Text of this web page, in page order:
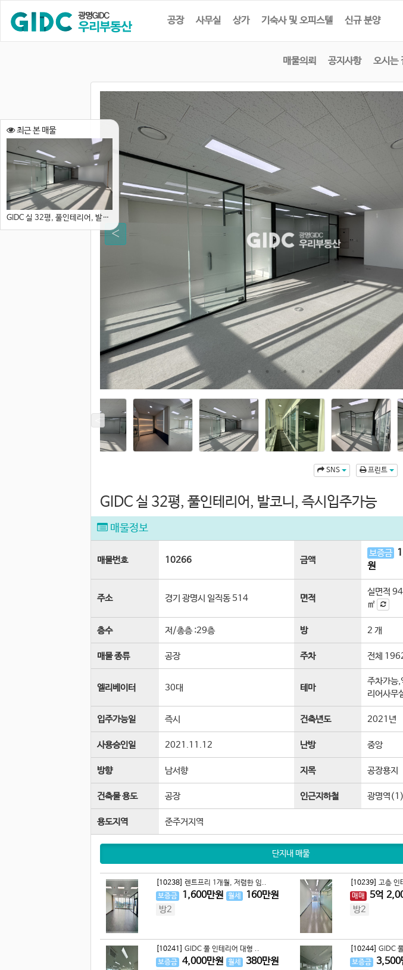
공장 사무실 상가 기숙사 및 오피스텔 신규 분양
매물의뢰 공지사항 오시는
프린트
SNS
GIDC 실 32평, 풀인테리어, 발코니, 즉시입주가능
매물정보
매물번호 10266 금액
보증금
원
주소 경기 광명시 일직동 514 면적
실면적
㎡
층수 저/총층 :29층 방 2 개
매물 종류 공장 주차 전체
엘리베이터 30대 테마
주차가능,
리어사무
입주가능일 즉시 건축년도 2021년
사용승인일 2021.11.12 난방 중앙
방향 남서향 지목 공장용지
건축물 용도 공장 인근지하철 광명역
용도지역 준주거지역
단지내 매물
[10238]
렌트프리 1개월, 저렴한 임..
보증금
1,600만원 월세 160만원
방2
[10239] 고층 인
매매
5억
방2
[10241]
GIDC 풀 인테리어 대형 ..
보증금 4,000만원 월세 380만원
[10244] GIDC
보증금
3,500
최근 본 매물
GIDC 실 32평, 풀인테리어, 발코니, 즉시입주가능